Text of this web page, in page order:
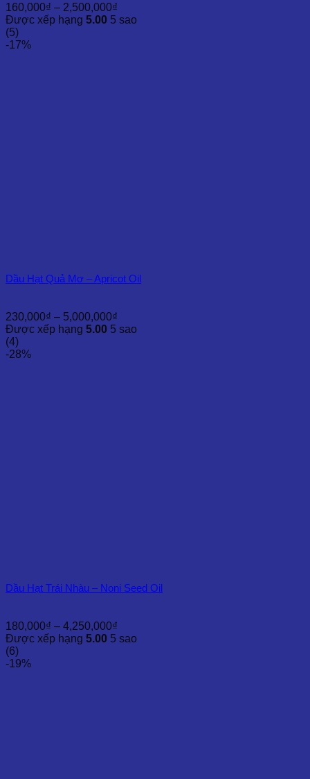
160,000₫ – 2,500,000₫
giá:
Được xếp hạng 5.00 5 sao
(5)
-17%
Dầu Hạt Quả Mơ – Apricot Oil
230,000₫ – 5,000,000₫
giá:
Được xếp hạng 5.00 5 sao
(4)
-28%
Dầu Hạt Trái Nhàu – Noni Seed Oil
180,000₫ – 4,250,000₫
giá:
Được xếp hạng 5.00 5 sao
(6)
-19%